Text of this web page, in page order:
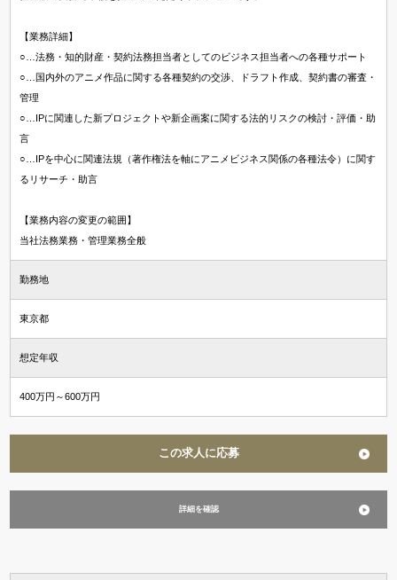
【業務詳細】
○…法務・知的財産・契約法務担当者としてのビジネス担当者への各種サポート
○…国内外のアニメ作品に関する各種契約の交渉、ドラフト作成、契約書の審査・
管理
○…IPに関連した新プロジェクトや新企画案に関する法的リスクの検討・評価・助
言
○…IPを中心に関連法規（著作権法を軸にアニメビジネス関係の各種法令）に関す
るリサーチ・助言
【業務内容の変更の範囲】
当社法務業務・管理業務全般
勤務地
東京都
想定年収
400万円～600万円
この求人に応募
詳細を確認